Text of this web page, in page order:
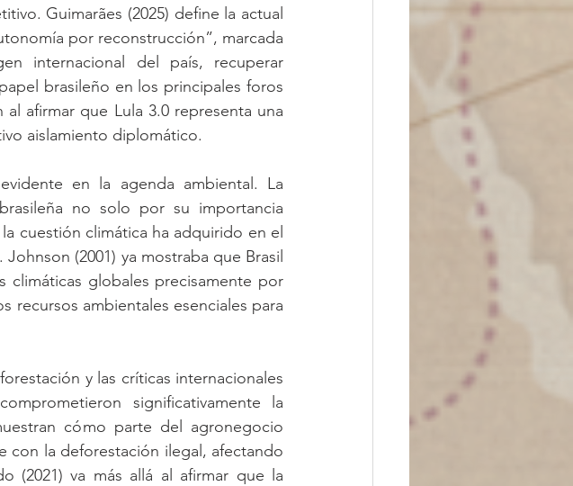
Guimarães (2025) define la actual
por reconstrucción”, marcada
internacional del país, recuperar
brasileño en los principales foros
afirmar que Lula 3.0 representa una
aislamiento diplomático.
en la agenda ambiental. La
no solo por su importancia
cuestión climática ha adquirido en el
(2001) ya mostraba que Brasil
climáticas globales precisamente por
recursos ambientales esenciales para
y las críticas internacionales
significativamente la
cómo parte del agronegocio
con la deforestación ilegal, afectando
(2021) va más allá al afirmar que la